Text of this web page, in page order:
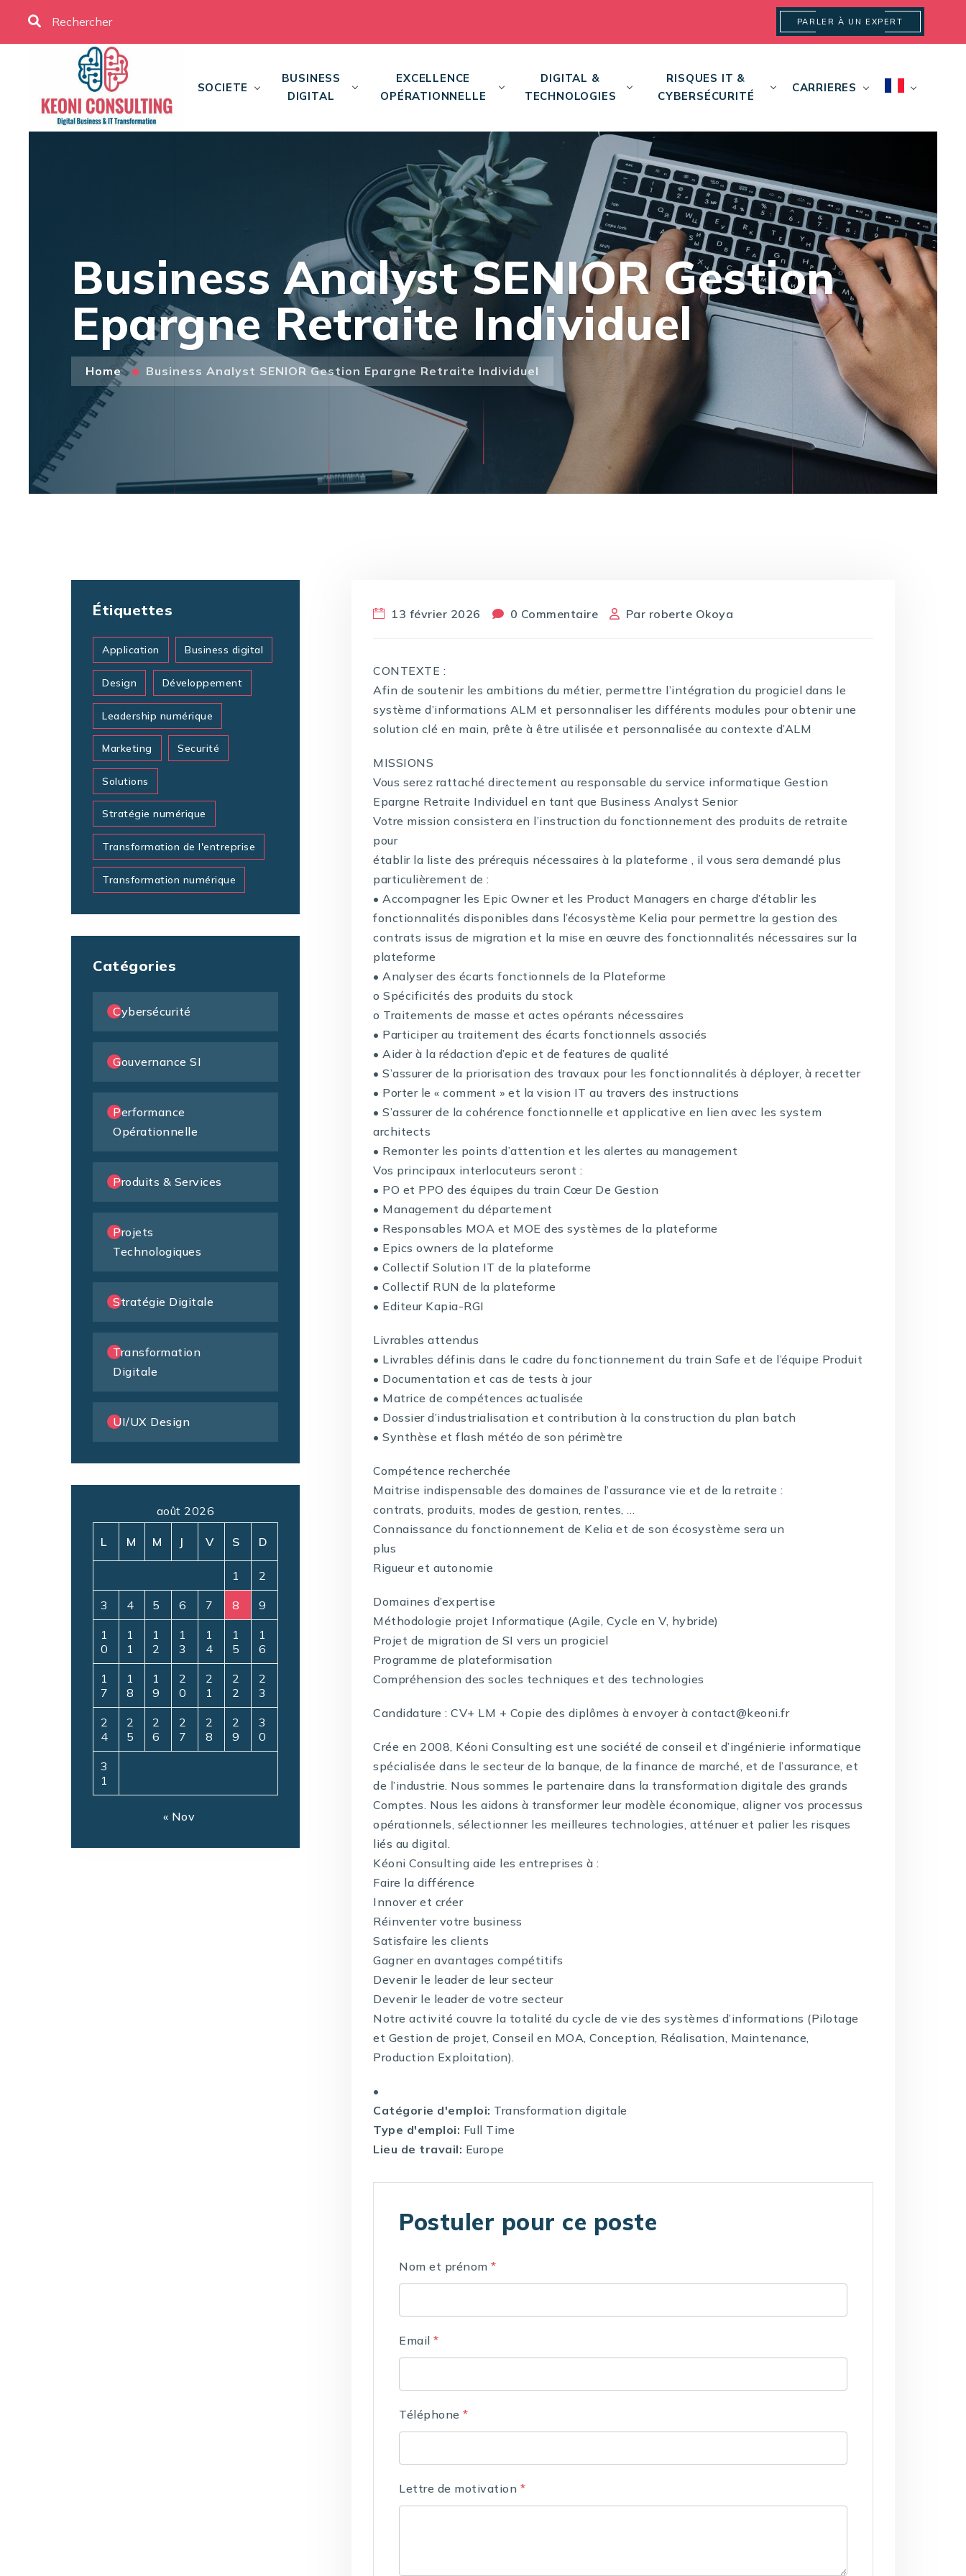
PARLER À UN EXPERT
SOCIETE
BUSINESS
DIGITAL
EXCELLENCE
OPÉRATIONNELLE
DIGITAL &
TECHNOLOGIES
RISQUES IT &
CYBERSÉCURITÉ
CARRIERES
Business Analyst SENIOR Gestion
Epargne Retraite Individuel
Home Business Analyst SENIOR Gestion Epargne Retraite Individuel
13 février 2026 0 Commentaire Par roberte Okoya
CONTEXTE :
Afin de soutenir les ambitions du métier, permettre l’intégration du progiciel dans le
système d’informations ALM et personnaliser les différents modules pour obtenir une
solution clé en main, prête à être utilisée et personnalisée au contexte d’ALM
MISSIONS
Vous serez rattaché directement au responsable du service informatique Gestion
Epargne Retraite Individuel en tant que Business Analyst Senior
Votre mission consistera en l’instruction du fonctionnement des produits de retraite
pour
établir la liste des prérequis nécessaires à la plateforme , il vous sera demandé plus
particulièrement de :
• Accompagner les Epic Owner et les Product Managers en charge d’établir les
fonctionnalités disponibles dans l’écosystème Kelia pour permettre la gestion des
contrats issus de migration et la mise en œuvre des fonctionnalités nécessaires sur la
plateforme
• Analyser des écarts fonctionnels de la Plateforme
o Spécificités des produits du stock
o Traitements de masse et actes opérants nécessaires
• Participer au traitement des écarts fonctionnels associés
• Aider à la rédaction d’epic et de features de qualité
• S’assurer de la priorisation des travaux pour les fonctionnalités à déployer, à recetter
• Porter le « comment » et la vision IT au travers des instructions
• S’assurer de la cohérence fonctionnelle et applicative en lien avec les system
architects
• Remonter les points d’attention et les alertes au management
Vos principaux interlocuteurs seront :
• PO et PPO des équipes du train Cœur De Gestion
• Management du département
• Responsables MOA et MOE des systèmes de la plateforme
• Epics owners de la plateforme
• Collectif Solution IT de la plateforme
• Collectif RUN de la plateforme
• Editeur Kapia-RGI
Livrables attendus
• Livrables définis dans le cadre du fonctionnement du train Safe et de l’équipe Produit
• Documentation et cas de tests à jour
• Matrice de compétences actualisée
• Dossier d’industrialisation et contribution à la construction du plan batch
• Synthèse et flash météo de son périmètre
Compétence recherchée
Maitrise indispensable des domaines de l’assurance vie et de la retraite :
contrats, produits, modes de gestion, rentes, …
Connaissance du fonctionnement de Kelia et de son écosystème sera un
plus
Rigueur et autonomie
Domaines d’expertise
Méthodologie projet Informatique (Agile, Cycle en V, hybride)
Projet de migration de SI vers un progiciel
Programme de plateformisation
Compréhension des socles techniques et des technologies
Candidature : CV+ LM + Copie des diplômes à envoyer à contact@keoni.fr
Crée en 2008, Kéoni Consulting est une société de conseil et d’ingénierie informatique
spécialisée dans le secteur de la banque, de la finance de marché, et de l’assurance, et
de l’industrie. Nous sommes le partenaire dans la transformation digitale des grands
Comptes. Nous les aidons à transformer leur modèle économique, aligner vos processus
opérationnels, sélectionner les meilleures technologies, atténuer et palier les risques
liés au digital.
Kéoni Consulting aide les entreprises à :
Faire la différence
Innover et créer
Réinventer votre business
Satisfaire les clients
Gagner en avantages compétitifs
Devenir le leader de leur secteur
Devenir le leader de votre secteur
Notre activité couvre la totalité du cycle de vie des systèmes d’informations (Pilotage
et Gestion de projet, Conseil en MOA, Conception, Réalisation, Maintenance,
Production Exploitation).
•
Catégorie d'emploi: Transformation digitale
Type d'emploi: Full Time
Lieu de travail: Europe
Postuler pour ce poste
Nom et prénom*
Email*
Téléphone*
Lettre de motivation *
Étiquettes
Application Business digital
Design Développement
Leadership numérique
Marketing Securité
Solutions
Stratégie numérique
Transformation de l'entreprise
Transformation numérique
Catégories
Cybersécurité
Gouvernance SI
Performance
Opérationnelle
Produits & Services
Projets
Technologiques
Stratégie Digitale
Transformation
Digitale
UI/UX Design
août 2026
L M M J V S D
1 2
3 4 5 6 7 8 9
1
0
1
1
1
2
1
3
1
4
1
5
1
6
1
7
1
8
1
9
2
0
2
1
2
2
2
3
2
4
2
5
2
6
2
7
2
8
2
9
3
0
3
1
« Nov